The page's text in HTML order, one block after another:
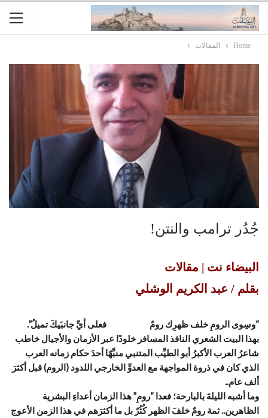
Home المقالات
جُدُر ترامب والنتن!
البيضاء نت | مقالات
بقلم / عبد الكريم الوشلي
“وسِوى الرومِ خلف ظهرِك رومٌ فعلى أيِّ جانبَيكَ تميلُ”.
بهذا البيت الشعري النافذ المسافر خلودًا عبر الأزمان والأجيال خاطب
شاعرُ العرب الأكبرُ أبو الطيِّب المتنبي منبِّهًا أحدَ حكام زمانه العرب
الذي كان في ذروة المواجهة مع العدوِّ الخارجي اللدود (الروم) قبل أكثرَ
ألف عام..
وما أشبه الليلةَ بالبارحة؛ فعدا “رومِ” هذا الزمان أعداءِ البشرية
الظاهرين.. ثمة رومٌ خلفَ الظهر كُثُرٌ بل ما أكثرَهم في هذا الزمن الأعوج